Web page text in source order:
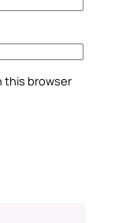
this browser